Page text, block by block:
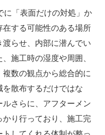
「表面だけの対処」か
在する可能性のある場所
らせ、内部に潜んでい
施工時の湿度や周囲、
数の観点から総合的に
を散布するだけではな
ルさらに、アフターメン
り行っており、施工完